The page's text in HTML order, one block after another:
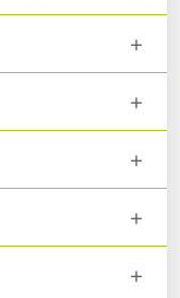
+
+
+
+
+